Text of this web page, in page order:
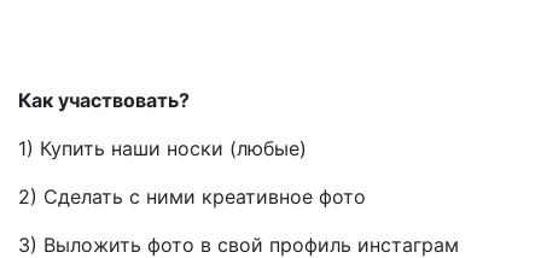
Как участвовать?
1) Купить наши носки (любые)
2) Сделать с ними креативное фото
3) Выложить фото в свой профиль инстаграм